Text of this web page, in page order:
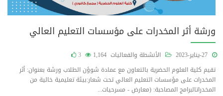
ورشة أثر المخدرات على مؤسسات التعليم العالي
الأنشطة والفعاليات 1,164
3
تقيم كلية العلوم الحضرية بالتعاون مع عمادة شوؤن الطلاب ورشة بعنوان: أثر
المخدرات على مؤسسات التعليم العالي تحت شعار:بيئة تعليمية خالية من
المخدراتالبرامج المصاحبة: (معارض - مسرحيات...